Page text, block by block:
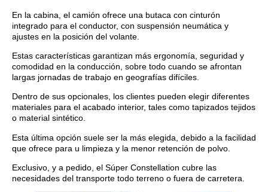
En la cabina, el camión ofrece una butaca con cinturón
integrado para el conductor, con suspensión neumática y
ajustes en la posición del volante.
Estas características garantizan más ergonomía, seguridad y
comodidad en la conducción, sobre todo cuando se afrontan
largas jornadas de trabajo en geografías difíciles.
Dentro de sus opcionales, los clientes pueden elegir diferentes
materiales para el acabado interior, tales como tapizados tejidos
o material sintético.
Esta última opción suele ser la más elegida, debido a la facilidad
que ofrece para u limpieza y la menor retención de polvo.
Exclusivo, y a pedido, el Súper Constellation cubre las
necesidades del transporte todo terreno o fuera de carretera.